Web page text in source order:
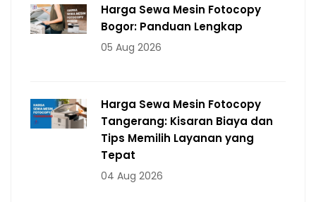
Harga Sewa Mesin Fotocopy
Bogor: Panduan Lengkap
05 Aug 2026
Harga Sewa Mesin Fotocopy
Tangerang: Kisaran Biaya dan
Tips Memilih Layanan yang
Tepat
04 Aug 2026